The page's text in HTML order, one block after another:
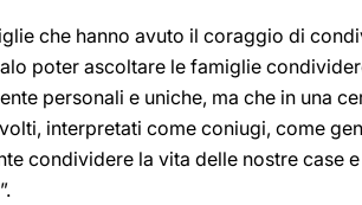
che hanno avuto il coraggio di
poter ascoltare le famiglie
personali e uniche, ma che in una
interpretati come coniugi, come
condividere la vita delle nostre case